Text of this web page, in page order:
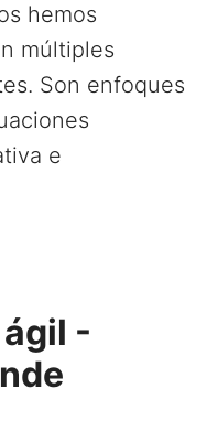
hemos
múltiples
Son enfoques
e
-